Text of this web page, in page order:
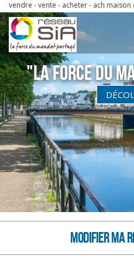
- vente - acheter - ach maison
"La Force du
MODIFIER MA